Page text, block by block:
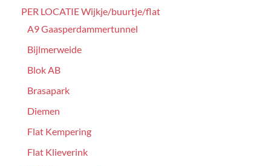
PER LOCATIE Wijkje/buurtje/flat
A9 Gaasperdammertunnel
Bijlmerweide
Blok AB
Brasapark
Diemen
Flat Kempering
Flat Klieverink